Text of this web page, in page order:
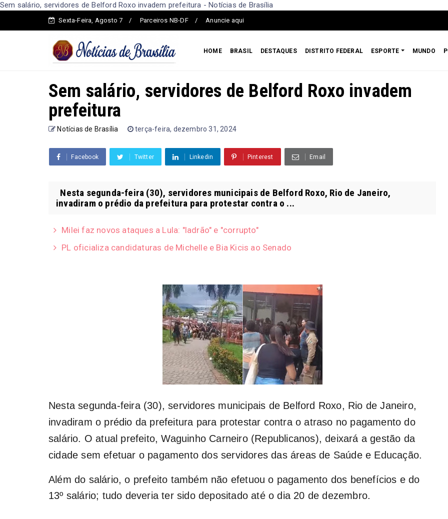
Sem salário, servidores de Belford Roxo invadem prefeitura - Notícias de Brasília
Sexta-Feira, Agosto 7 Parceiros NB-DF Anuncie aqui
HOME BRASIL DESTAQUES DISTRITO FEDERAL ESPORTE MUNDO
Sem salário, servidores de Belford Roxo invadem
prefeitura
Notícias de Brasília terça-feira, dezembro 31, 2024
Facebook Twitter Linkedin Pinterest Email
Nesta segunda-feira (30), servidores municipais de Belford Roxo, Rio de Janeiro,
invadiram o prédio da prefeitura para protestar contra o ...
Milei faz novos ataques a Lula: "ladrão" e "corrupto"
PL oficializa candidaturas de Michelle e Bia Kicis ao Senado
Nesta segunda-feira (30), servidores municipais de Belford Roxo, Rio de Janeiro,
invadiram o prédio da prefeitura para protestar contra o atraso no pagamento do
salário. O atual prefeito, Waguinho Carneiro (Republicanos), deixará a gestão da
cidade sem efetuar o pagamento dos servidores das áreas de Saúde e Educação.
Além do salário, o prefeito também não efetuou o pagamento dos benefícios e do
13º salário; tudo deveria ter sido depositado até o dia 20 de dezembro.